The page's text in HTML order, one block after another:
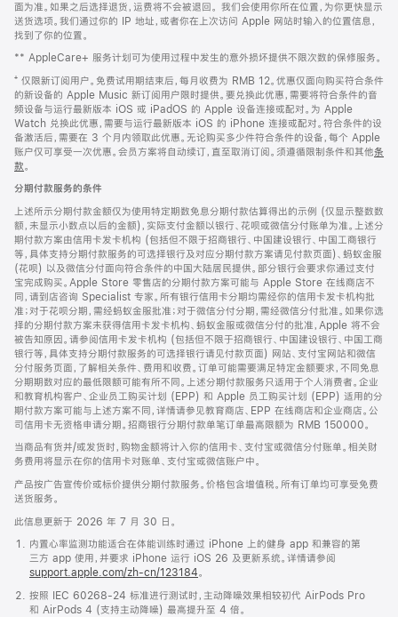
页
脚
面为准。如果之后选择退货，运费将不会被退回。 我们会使用你所在位置，为你更快显示
送货选项。我们通过你的 IP 地址，或者你在上次访问 Apple 网站时输入的位置信息，
找到了你的位置。
** AppleCare+ 服务计划可为使用过程中发生的意外损坏提供不限次数的保修服务。
⁺ 仅限新订阅用户。免费试用期结束后，每月收费为 RMB 12。优惠仅面向购买符合条件
的新设备的 Apple Music 新订阅用户限时提供。要兑换此优惠，需要将符合条件的音
频设备与运行最新版本 iOS 或 iPadOS 的 Apple 设备连接或配对。为 Apple
Watch 兑换此优惠，需要与运行最新版本 iOS 的 iPhone 连接或配对。符合条件的设
备激活后，需要在 3 个月内领取此优惠。无论购买多少件符合条件的设备，每个 Apple
账户仅可享受一次优惠。会员方案将自动续订，直至取消订阅。须遵循限制条件和其他条
款。
窗
口
中
打
开)
分期付款服务的条件
上述所示分期付款金额仅为使用特定期数免息分期付款估算得出的示例 (仅显示整数数
额，未显示小数点以后的金额)，实际支付金额以银行、花呗或微信分付账单为准。上述分
期付款方案由信用卡发卡机构 (包括但不限于招商银行、中国建设银行、中国工商银行
等，具体支持分期付款服务的可选择银行及对应分期付款方案请见付款页面)、蚂蚁金服
(花呗) 以及微信分付面向符合条件的中国大陆居民提供。部分银行会要求你通过支付
宝完成购买。Apple Store 零售店的分期付款方案可能与 Apple Store 在线商店不
同，请到店咨询 Specialist 专家。所有银行信用卡分期均需经你的信用卡发卡机构批
准；对于花呗分期，需经蚂蚁金服批准；对于微信分付分期，需经微信分付批准。如果你选
择的分期付款方案未获得信用卡发卡机构、蚂蚁金服或微信分付的批准，Apple 将不会
被告知原因。请参阅信用卡发卡机构 (包括但不限于招商银行、中国建设银行、中国工商
银行等，具体支持分期付款服务的可选择银行请见付款页面) 网站、支付宝网站和微信
分付服务页面，了解相关条件、费用和收费。订单可能需要满足特定金额要求，不同免息
分期期数对应的最低限额可能有所不同。上述分期付款服务只适用于个人消费者。企业
和教育机构客户、企业员工购买计划 (EPP) 和 Apple 员工购买计划 (EPP) 适用的分
期付款方案可能与上述方案不同，详情请参见教育商店、EPP 在线商店和企业商店。公
司信用卡无资格申请分期。招商银行分期付款单笔订单最高限额为 RMB 150000。
当商品有货并/或发货时，购物金额将计入你的信用卡、支付宝或微信分付账单。相关财
务费用将显示在你的信用卡对账单、支付宝或微信账户中。
产品按广告宣传价或标价提供分期付款服务。价格包含增值税。所有订单均可享受免费
送货服务。
此信息更新于 2026 年 7 月 30 日。
内置心率监测功能适合在体能训练时通过 iPhone 上的健身 app 和兼容的第
三方 app 使用，并要求 iPhone 运行 iOS 26 及更新系统。详情请参阅
support.apple.com/zh-cn/123184。
按照 IEC 60268-24 标准进行测试时，主动降噪效果相较初代 AirPods Pro
和 AirPods 4 (支持主动降噪) 最高提升至 4 倍。